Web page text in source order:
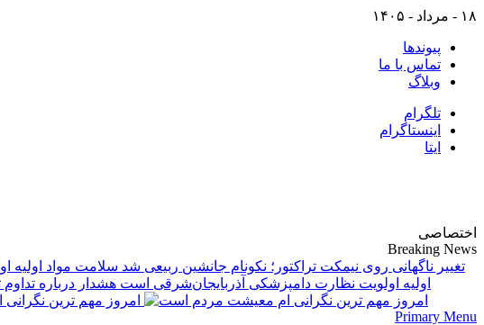
۱۸ - مرداد - ۱۴۰۵
پیوندها
تماس با ما
وبلاگ
تلگرام
اینستاگرام
ایتا
اختصاصی
Breaking News
تغییر ناگهانی روی نیمکت تراکتور؛ نکونام جانشین ربیعی شد
اولیه اولویت نظارت دامپزشکی آذربایجان‌شرقی است
امروز مهم‌ ترین
Primary Menu